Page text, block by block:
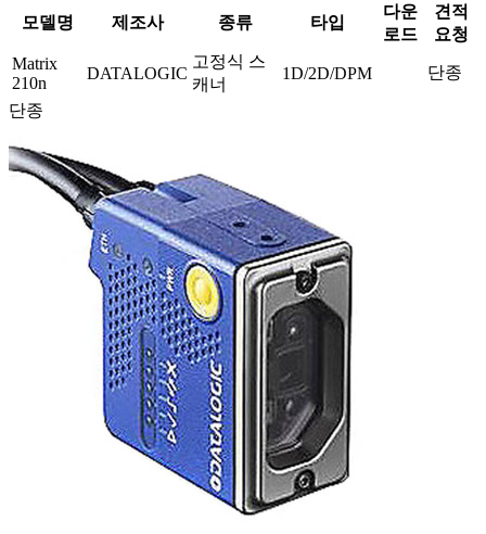
모델명 제조사 종류 타입
다운
로드
견적
요청
Matrix
210n
DATALOGIC
고정식 스
캐너
1D/2D/DPM 단종
단종